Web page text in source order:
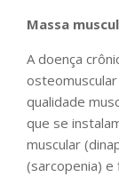
Massa
A doença
qualidade
que se
muscular
(sarcopenia) e